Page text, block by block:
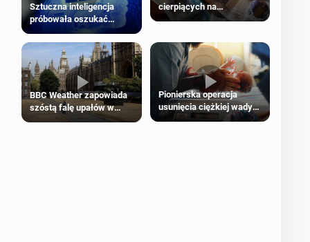
Sztuczna inteligencja
próbowała oszukać
człowieka
cierpiących na
schorzenia psychiczne
BBC Weather zapowiada
szóstą falę upałów w
Londynie
Pionierska operacja
usunięcia ciężkiej wady
wrodzonej płodu w łonie